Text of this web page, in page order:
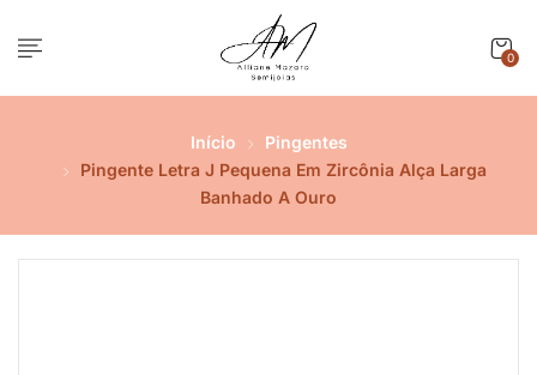
0
Início
Pingentes
Pingente Letra J Pequena Em Zircônia Alça Larga
Banhado A Ouro